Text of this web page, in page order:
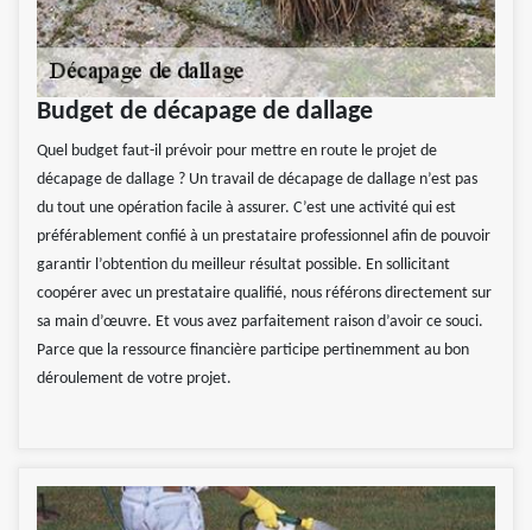
Budget de décapage de dallage
Quel budget faut-il prévoir pour mettre en route le projet de
décapage de dallage ? Un travail de décapage de dallage n’est pas
du tout une opération facile à assurer. C’est une activité qui est
préférablement confié à un prestataire professionnel afin de pouvoir
garantir l’obtention du meilleur résultat possible. En sollicitant
coopérer avec un prestataire qualifié, nous référons directement sur
sa main d’œuvre. Et vous avez parfaitement raison d’avoir ce souci.
Parce que la ressource financière participe pertinemment au bon
déroulement de votre projet.